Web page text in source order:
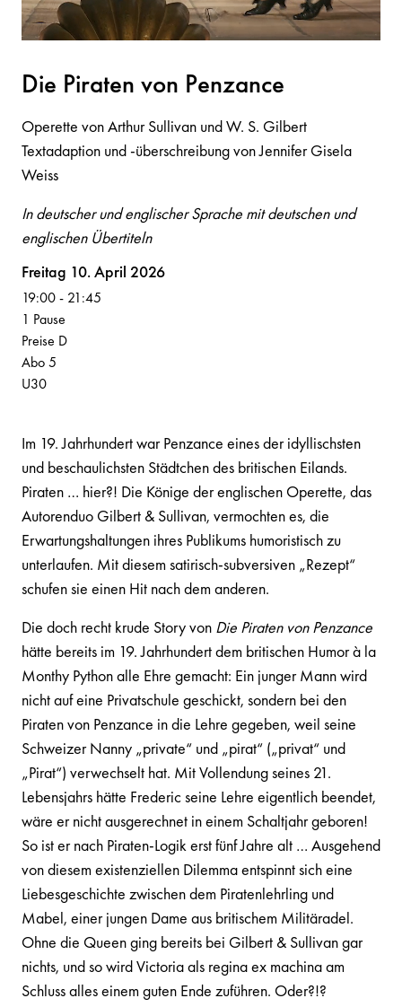
Im 19. Jahrhundert war Penzance eines der idyllischsten
und beschaulichsten Städtchen des britischen Eilands.
Piraten … hier?! Die Könige der englischen Operette, das
Autorenduo Gilbert & Sullivan, vermochten es, die
Erwartungshaltungen ihres Publikums humoristisch zu
unterlaufen. Mit diesem satirisch-subversiven „Rezept“
schufen sie einen Hit nach dem anderen.
Die doch recht krude Story von Die Piraten von Penzance
hätte bereits im 19. Jahrhundert dem britischen Humor à la
Monthy Python alle Ehre gemacht: Ein junger Mann wird
nicht auf eine Privatschule geschickt, sondern bei den
Piraten von Penzance in die Lehre gegeben, weil seine
Schweizer Nanny „private“ und „pirat“ („privat“ und
„Pirat“) verwechselt hat. Mit Vollendung seines 21.
Lebensjahrs hätte Frederic seine Lehre eigentlich beendet,
wäre er nicht ausgerechnet in einem Schaltjahr geboren!
So ist er nach Piraten-Logik erst fünf Jahre alt … Ausgehend
von diesem existenziellen Dilemma entspinnt sich eine
Liebesgeschichte zwischen dem Piratenlehrling und
Mabel, einer jungen Dame aus britischem Militäradel.
Ohne die Queen ging bereits bei Gilbert & Sullivan gar
nichts, und so wird Victoria als regina ex machina am
Schluss alles einem guten Ende zuführen. Oder?!?
Die Piraten von Penzance
Operette von Arthur Sullivan und W. S. Gilbert
Textadaption und -überschreibung von Jennifer Gisela
Weiss
In deutscher und englischer Sprache mit deutschen und
englischen Übertiteln
Volksoper
Freitag 10. April 2026
19:00- 21:45
1 Pause
Preise D
Abo 5
U30